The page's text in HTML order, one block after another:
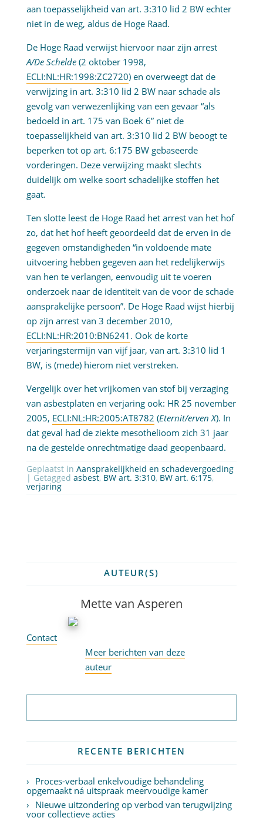
aan toepasselijkheid van art. 3:310 lid 2 BW echter
niet in de weg, aldus de Hoge Raad.
De Hoge Raad verwijst hiervoor naar zijn arrest
A/De Schelde(2 oktober 1998,
ECLI:NL:HR:1998:ZC2720) en overweegt dat de
verwijzing in art. 3:310 lid 2 BW naar schade als
gevolg van verwezenlijking van een gevaar “als
bedoeld in art. 175 van Boek 6” niet de
toepasselijkheid van art. 3:310 lid 2 BW beoogt te
beperken tot op art. 6:175 BW gebaseerde
vorderingen. Deze verwijzing maakt slechts
duidelijk om welke soort schadelijke stoffen het
gaat.
Ten slotte leest de Hoge Raad het arrest van het hof
zo, dat het hof heeft geoordeeld dat de erven in de
gegeven omstandigheden “in voldoende mate
uitvoering hebben gegeven aan het redelijkerwijs
van hen te verlangen, eenvoudig uit te voeren
onderzoek naar de identiteit van de voor de schade
aansprakelijke persoon”. De Hoge Raad wijst hierbij
op zijn arrest van 3 december 2010,
ECLI:NL:HR:2010:BN6241 . Ook de korte
verjaringstermijn van vijf jaar, van art. 3:310 lid 1
BW, is (mede) hierom niet verstreken.
Vergelijk over het vrijkomen van stof bij verzaging
van asbestplaten en verjaring ook: HR 25 november
2005, ECLI:NL:HR:2005:AT8782 (Eternit/erven X). In
dat geval had de ziekte mesothelioom zich 31 jaar
na de gestelde onrechtmatige daad geopenbaard.
Geplaatst in Aansprakelijkheid en schadevergoeding
| Getagged asbest, BW art. 3:310, BW art. 6:175,
verjaring
AUTEUR(S)
Mette van Asperen
Contact
Meer berichten van deze
auteur
RECENTE BERICHTEN
Proces-verbaal enkelvoudige behandeling
opgemaakt ná uitspraak meervoudige kamer
Nieuwe uitzondering op verbod van terugwijzing
voor collectieve acties